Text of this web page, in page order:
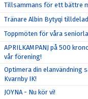
Tillsammans för ett bättre
Tränare Albin Bytyqi
Toppmöten för våra
APRILKAMPANJ på 500
vår förening!
Optimera din elanvändning
Kvarnby IK!
JOYNA - Nu kör vi!